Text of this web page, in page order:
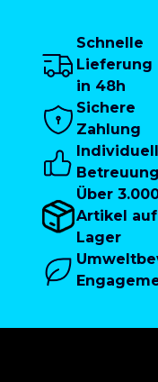
Schnelle
Lieferung
in 48h
Sichere
Zahlung
Betreuung
Über
Artikel auf
Lager